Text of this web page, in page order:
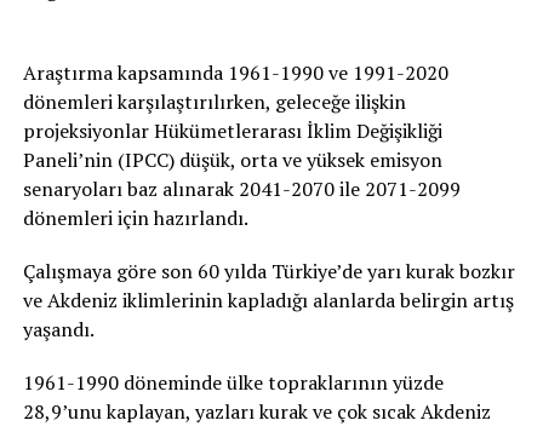
Araştırma kapsamında 1961-1990 ve 1991-2020
dönemleri karşılaştırılırken, geleceğe ilişkin
projeksiyonlar Hükümetlerarası İklim Değişikliği
Paneli’nin (IPCC) düşük, orta ve yüksek emisyon
senaryoları baz alınarak 2041-2070 ile 2071-2099
dönemleri için hazırlandı.
Çalışmaya göre son 60 yılda Türkiye’de yarı kurak bozkır
ve Akdeniz iklimlerinin kapladığı alanlarda belirgin artış
yaşandı.
1961-1990 döneminde ülke topraklarının yüzde
28,9’unu kaplayan, yazları kurak ve çok sıcak Akdeniz